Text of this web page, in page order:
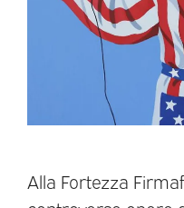
Alla Fortezza